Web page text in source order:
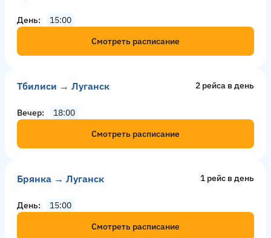
День
15:00
Смотреть расписание
Тбилиси → Луганск 2 рейсa в день
Вечер
18:00
Смотреть расписание
Брянка → Луганск 1 рейс в день
День
15:00
Смотреть расписание